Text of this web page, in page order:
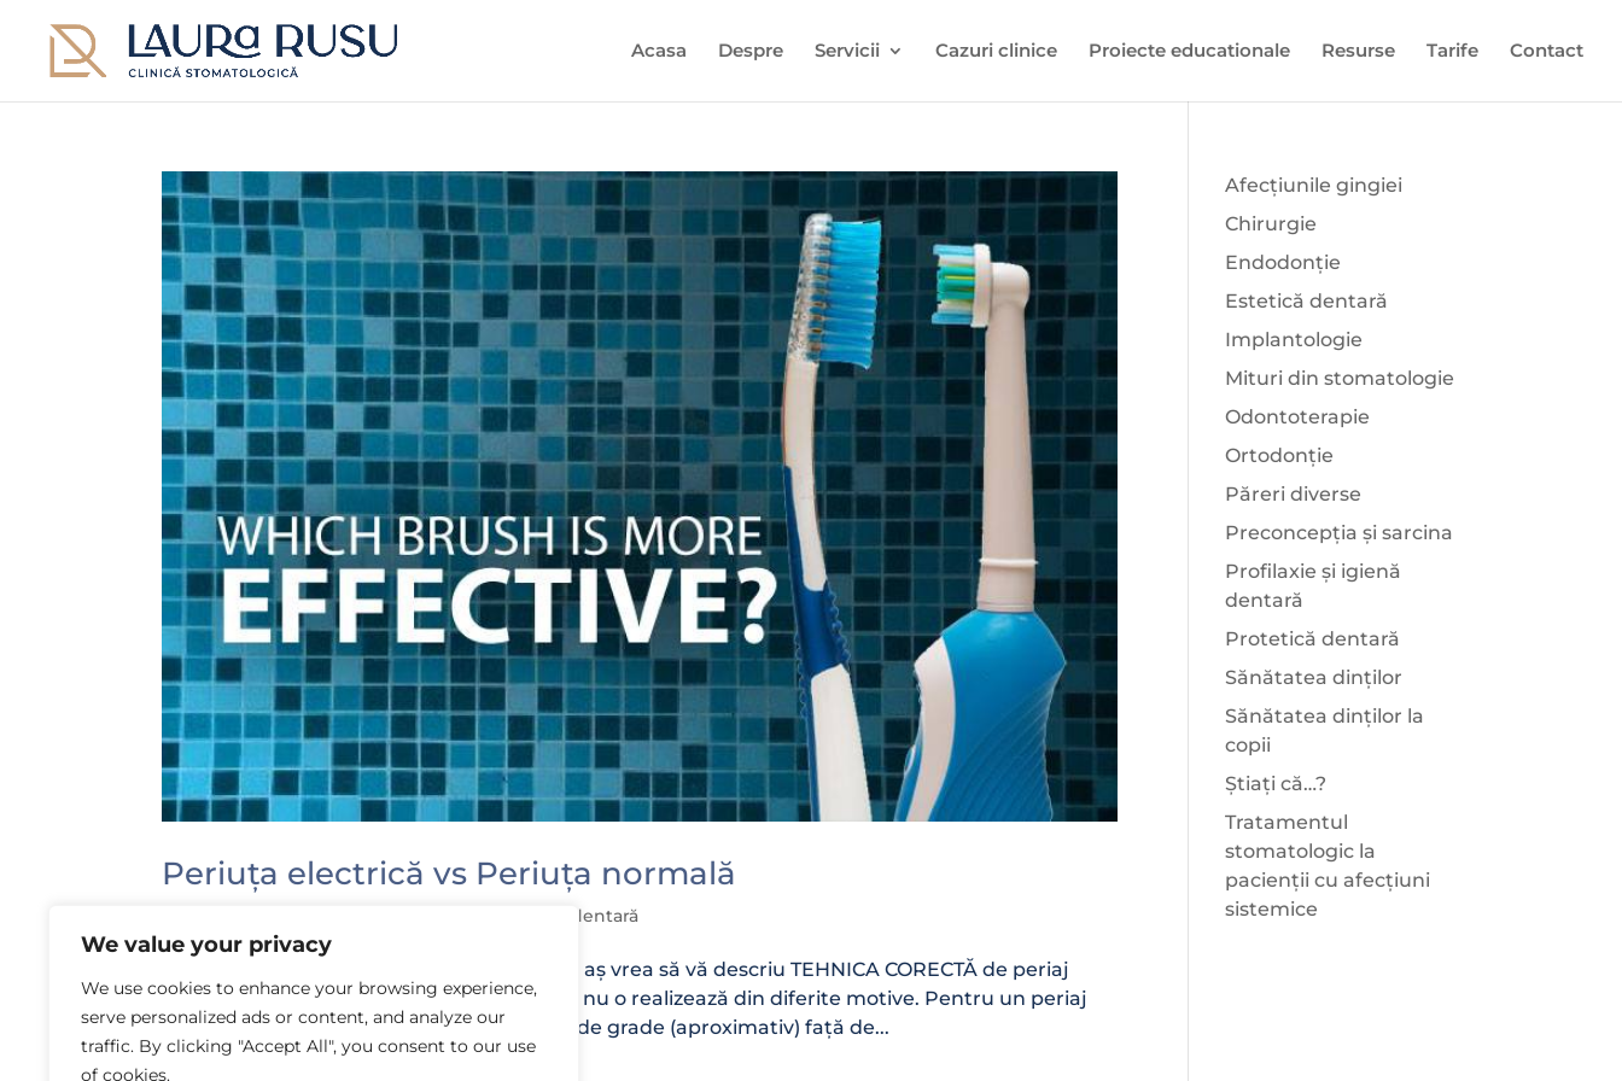
We value your privacy
We use cookies to enhance your browsing experience,
serve personalized ads or content, and analyze our
traffic. By clicking "Accept All", you consent to our use
of cookies.
Acasa Despre Servicii Cazuri clinice Proiecte educationale Resurse Tarife Contact
Periuța electrică vs Periuța normală
Profilaxie și igienă dentară
Înainte de a răspunde la această întrebare aș vrea să vă descriu TEHNICA CORECTĂ de periaj
dentar, tehnică pe care mulți nu o știu sau nu o realizează din diferite motive. Pentru un periaj
corect, periuța se ține într-un unghi de 45 de grade (aproximativ) față de...
Afecțiunile gingiei
Chirurgie
Endodonție
Estetică dentară
Implantologie
Mituri din stomatologie
Odontoterapie
Ortodonție
Păreri diverse
Preconcepția și sarcina
Profilaxie și igienă
dentară
Protetică dentară
Sănătatea dinților
Sănătatea dinților la
copii
Știați că…?
Tratamentul
stomatologic la
pacienții cu afecțiuni
sistemice